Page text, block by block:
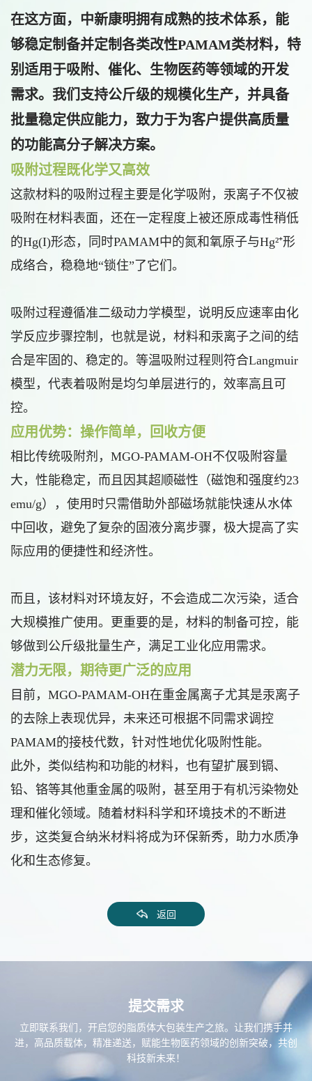
在这方面，中新康明拥有成熟的技术体系，能
够稳定制备并定制各类改性PAMAM类材料，特
别适用于吸附、催化、生物医药等领域的开发
需求。我们支持公斤级的规模化生产，并具备
批量稳定供应能力，致力于为客户提供高质量
的功能高分子解决方案。
吸附过程既化学又高效
这款材料的吸附过程主要是化学吸附，汞离子不仅被
吸附在材料表面，还在一定程度上被还原成毒性稍低
的Hg(I)形态，同时PAMAM中的氮和氧原子与Hg²⁺形
成络合，稳稳地“锁住”了它们。
吸附过程遵循准二级动力学模型，说明反应速率由化
学反应步骤控制，也就是说，材料和汞离子之间的结
合是牢固的、稳定的。等温吸附过程则符合Langmuir
模型，代表着吸附是均匀单层进行的，效率高且可
控。
应用优势：操作简单，回收方便
相比传统吸附剂，MGO-PAMAM-OH不仅吸附容量
大，性能稳定，而且因其超顺磁性（磁饱和强度约23
emu/g），使用时只需借助外部磁场就能快速从水体
中回收，避免了复杂的固液分离步骤，极大提高了实
际应用的便捷性和经济性。
而且，该材料对环境友好，不会造成二次污染，适合
大规模推广使用。更重要的是，材料的制备可控，能
够做到公斤级批量生产，满足工业化应用需求。
潜力无限，期待更广泛的应用
目前，MGO-PAMAM-OH在重金属离子尤其是汞离子
的去除上表现优异，未来还可根据不同需求调控
PAMAM的接枝代数，针对性地优化吸附性能。
此外，类似结构和功能的材料，也有望扩展到镉、
铅、铬等其他重金属的吸附，甚至用于有机污染物处
理和催化领域。随着材料科学和环境技术的不断进
步，这类复合纳米材料将成为环保新秀，助力水质净
化和生态修复。
返回
提交需求
立即联系我们，开启您的脂质体大包装生产之旅。让我们携手并
进，高品质载体，精准递送，赋能生物医药领域的创新突破，共创
科技新未来！